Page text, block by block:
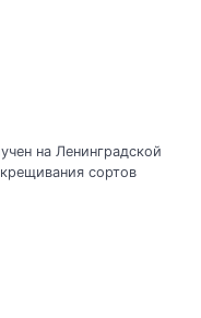
на Ленинградской
сортов